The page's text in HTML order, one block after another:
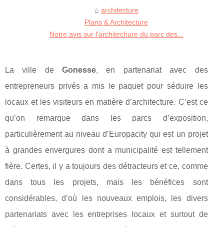
architecture
Plans & Architecture
Notre avis sur l'architechure du parc des...
La ville deGonesse, en partenariat avec des
entrepreneurs privés a mis le paquet pour séduire les
locaux et les visiteurs en matière d’architecture. C’est ce
qu’on remarque dans les parcs d’exposition,
particulièrement au niveau d’Europacity qui est un projet
à grandes envergures dont a municipalité est tellement
fière. Certes, il y a toujours des détracteurs et ce, comme
dans tous les projets, mais les bénéfices sont
considérables, d’où les nouveaux emplois, les divers
partenariats avec les entreprises locaux et surtout de